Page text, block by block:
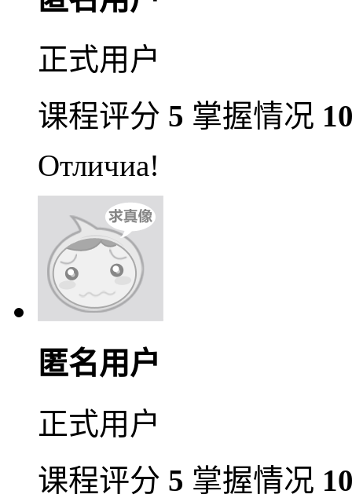
正式用户
课程评分 5 掌握情况
Отличиа!
匿名用户
正式用户
课程评分 5 掌握情况